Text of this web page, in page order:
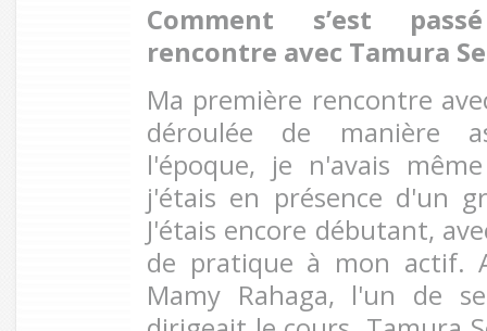
Comment s’est
rencontre avec Tamura
Ma première rencontre
déroulée de manière
l'époque, je n'avais
j'étais en présence d'un
J'étais encore débutant,
de pratique à mon actif.
Mamy Rahaga, l'un de